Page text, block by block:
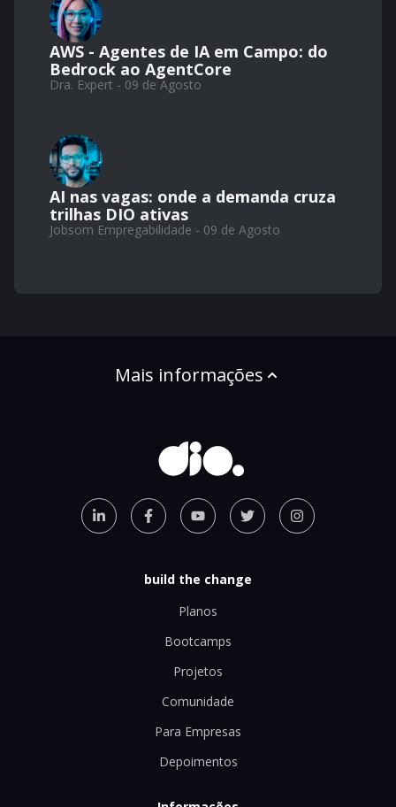
AWS - Agentes de IA em Campo: do
Bedrock ao AgentCore
Dra. Expert - 09 de Agosto
AI nas vagas: onde a demanda cruza
trilhas DIO ativas
Jobsom Empregabilidade - 09 de Agosto
Mais informações
build the change
Planos
Bootcamps
Projetos
Comunidade
Para Empresas
Depoimentos